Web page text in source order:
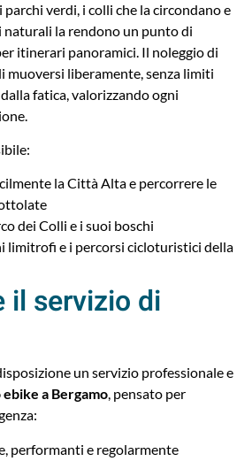
verdi, i colli che la circondano e
naturali la rendono un punto di
itinerari panoramici. Il noleggio di
muoversi liberamente, senza limiti
fatica, valorizzando ogni
la Città Alta e percorrere le
dei Colli e i suoi boschi
limitrofi e i percorsi cicloturistici della
il servizio di
un servizio professionale e
ebike a Bergamo, pensato per
performanti e regolarmente